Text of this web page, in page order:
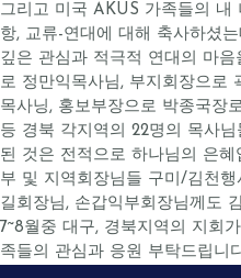
그리고 미국 AKUS 가족들의 내
항, 교류-연대에 대해 축사하셨
깊은 관심과 적극적 연대의 마
로 정만익목사님, 부지회장으로
목사닝, 홍보부장으로 박종국장
등 경북 각지역의 22명의 목사
된 것은 전적으로 하나님의 은
부 및 지역회장님들 구미/김천
길회장님, 손갑익부회장님께도
7~8월중 대구, 경북지역의 지회
족들의 관심과 응원 부탁드립니